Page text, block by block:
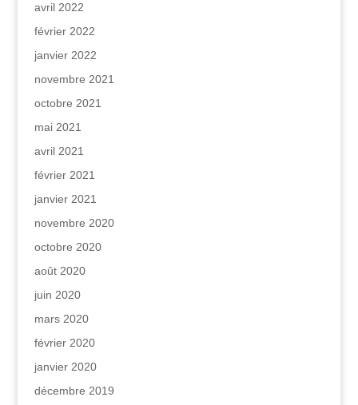
avril 2022
février 2022
janvier 2022
novembre 2021
octobre 2021
mai 2021
avril 2021
février 2021
janvier 2021
novembre 2020
octobre 2020
août 2020
juin 2020
mars 2020
février 2020
janvier 2020
décembre 2019